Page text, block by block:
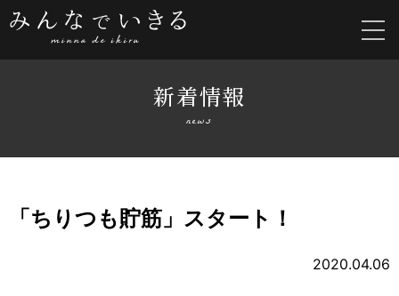
新着情報
news
「ちりつも貯筋」スタート！
2020.04.06